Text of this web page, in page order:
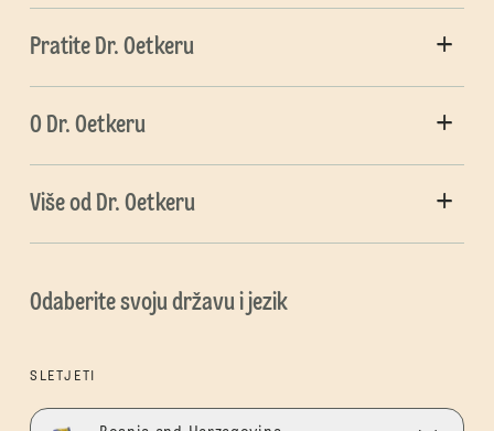
Pratite Dr. Oetkeru
O Dr. Oetkeru
Više od Dr. Oetkeru
Odaberite svoju državu i jezik
SLETJETI